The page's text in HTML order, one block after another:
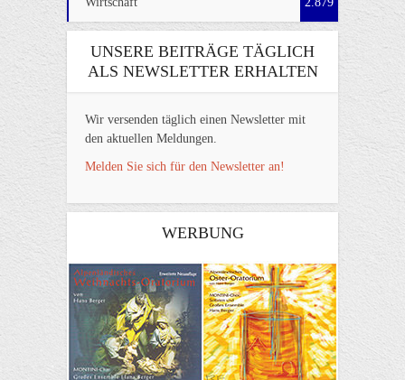
UNSERE BEITRÄGE TÄGLICH
ALS NEWSLETTER ERHALTEN
Wir versenden täglich einen Newsletter mit
den aktuellen Meldungen.
Melden Sie sich für den Newsletter an!
WERBUNG